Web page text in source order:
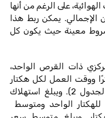
الهوائية، على الرغم من أنها
لا تزال تمثل 4٪ من الإجمالي. يمكن ربط هذا
شروط معينة حيث يكون كل
ذات القرص الواحد،
​​عرض العمل هو 12 مترًا ووقت العمل لكل هكتار
هو في المتوسط ​​27 دقيقة (الجدول 2). ويبلغ استهلاك
المتوسط ​​3 لترات للهكتار الواحد ومتوسط